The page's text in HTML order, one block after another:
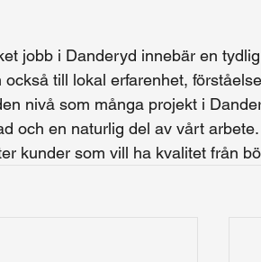
jobb i Danderyd innebär en
till lokal erfarenhet,
nivå som många projekt i
och en naturlig del av vårt
kunder som vill ha kvalitet från